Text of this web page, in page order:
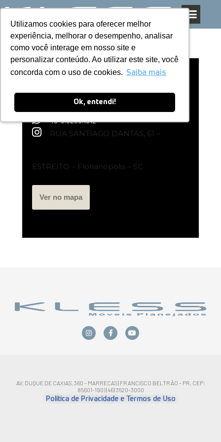
Utilizamos cookies para oferecer melhor
experiência, melhorar o desempenho, analisar
como você interage em nosso site e
personalizar conteúdo. Ao utilizar este site, você
concorda com o uso de cookies. Saiba mais
Ok, entendi!
Utilizamos cookies para oferecer melhor
experiência, melhorar o desempenho, analisar
como você interage em nosso site e
personalizar conteúdo. Ao utilizar este site, você
concorda com o uso de cookies. Saiba mais
Ok, entendi!
Pular
para
o
conteúdo
Loja Exclusiva – Kless Florianópolis
48-9.9206.1612
RUA SANTIAGO DANTAS, 61 –
ESTREITO – Florianópolis – SC
Ver no mapa
AV. DUQUE DE CAXIAS, 360 - MARRECAS | FRANCISCO BELTRÃO - PR, CEP:
85601-190 | (46) 3520-3000
Política de Privacidade e Termos de Uso